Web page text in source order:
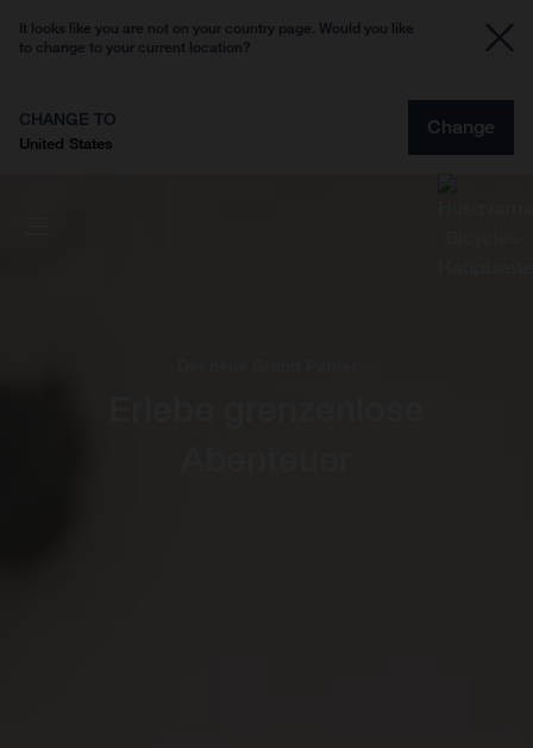
It looks like you are not on your country page. Would you like
to change to your current location?
CHANGE TO
United States
Change